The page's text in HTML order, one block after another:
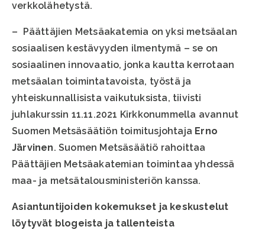
verkkolähetystä.
– Päättäjien Metsäakatemia on yksi metsäalan
sosiaalisen kestävyyden ilmentymä – se on
sosiaalinen innovaatio, jonka kautta kerrotaan
metsäalan toimintatavoista, työstä ja
yhteiskunnallisista vaikutuksista, tiivisti
juhlakurssin 11.11.2021 Kirkkonummella avannut
Suomen Metsäsäätiön toimitusjohtaja Erno
Järvinen. Suomen Metsäsäätiö rahoittaa
Päättäjien Metsäakatemian toimintaa yhdessä
maa- ja metsätalousministeriön kanssa.
Asiantuntijoiden kokemukset ja keskustelut
löytyvät blogeista ja tallenteista